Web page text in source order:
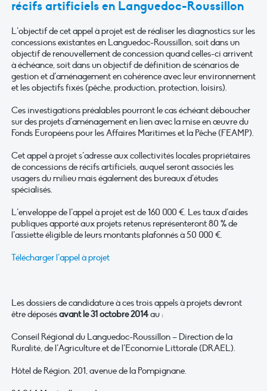
récifs artificiels en Languedoc-Roussillon
L’objectif de cet appel à projet est de réaliser les diagnostics sur les
concessions existantes en Languedoc-Roussillon, soit dans un
objectif de renouvellement de concession quand celles-ci arrivent
à échéance, soit dans un objectif de définition de scénarios de
gestion et d’aménagement en cohérence avec leur environnement
et les objectifs fixés (pêche, production, protection, loisirs).
Ces investigations préalables pourront le cas échéant déboucher
sur des projets d’aménagement en lien avec la mise en œuvre du
Fonds Européens pour les Affaires Maritimes et la Pêche (FEAMP).
Cet appel à projet s’adresse aux collectivités locales propriétaires
de concessions de récifs artificiels, auquel seront associés les
usagers du milieu mais également des bureaux d’études
spécialisés.
L’enveloppe de l’appel à projet est de 160 000 €. Les taux d’aides
publiques apporté aux projets retenus représenteront 80 % de
l’assiette éligible de leurs montants plafonnés à 50 000 €.
Télécharger l’appel à projet
Les dossiers de candidature à ces trois appels à projets devront
être déposésavant le 31 octobre 2014au :
Conseil Régional du Languedoc-Roussillon – Direction de la
Ruralité, de l’Agriculture et de l’Economie Littorale (DRAEL).
Hôtel de Région. 201, avenue de la Pompignane.